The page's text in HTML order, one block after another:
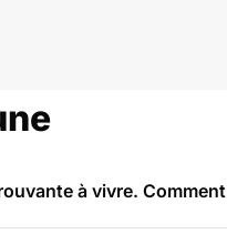
à vivre. Comment